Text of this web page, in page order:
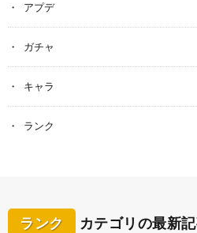
アプデ
ガチャ
キャラ
ランク
ランク カテゴリの最新